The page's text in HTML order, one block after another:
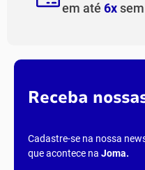
em até 6x
Receba
Cadastre-se na nossa
que acontece na Joma.